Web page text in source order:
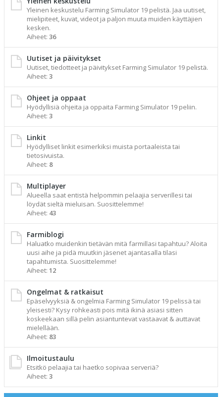
Yleinen keskustelu Farming Simulator 19 pelistä. Jaa uutiset,
mielipiteet, kuvat, videot ja paljon muuta muiden käyttäjien
kesken.
Aiheet: 36
Uutiset ja päivitykset
Uutiset, tiedotteet ja päivitykset Farming Simulator 19 pelistä.
Aiheet: 3
Ohjeet ja oppaat
Hyödyllisiä ohjeita ja oppaita Farming Simulator 19 peliin.
Aiheet: 3
Linkit
Hyödylliset linkit esimerkiksi muista portaaleista tai
tietosivuista.
Aiheet: 8
Multiplayer
Alueella saat entistä helpommin pelaajia serverillesi tai
löydät sieltä mieluisan. Suosittelemme!
Aiheet: 43
Farmiblogi
Haluatko muidenkin tietävän mitä farmillasi tapahtuu? Aloita
uusi aihe ja pidä muutkin jäsenet ajantasalla tilasi
tapahtumista. Suosittelemme!
Aiheet: 12
Ongelmat & ratkaisut
Epäselvyyksiä & ongelmia Farming Simulator 19 pelissä tai
yleisesti? Kysy rohkeasti pois mitä ikinä asiasi sitten
koskeekaan sillä pelin asiantuntevat vastaavat & auttavat
mielellään.
Aiheet: 83
Ilmoitustaulu
Etsitkö pelaajia tai haetko sopivaa serveriä?
Aiheet: 3